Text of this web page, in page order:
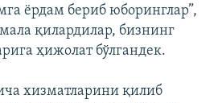
ëрдам бериб юборинглар”,
қилардилар, бизнинг
ҳижолат бўлгандек.
хизматларини қилиб